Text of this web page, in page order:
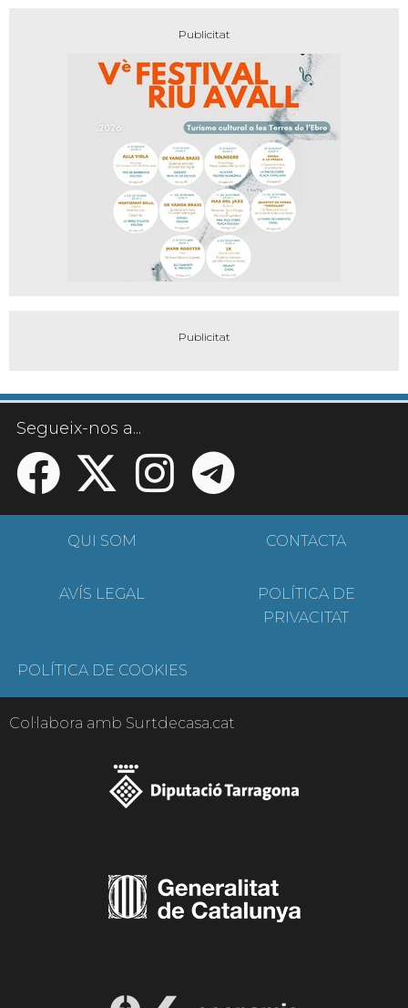
Segueix-nos a...
QUI SOM CONTACTA
AVÍS LEGAL
POLÍTICA DE
PRIVACITAT
POLÍTICA DE COOKIES
Col·labora amb Surtdecasa.cat